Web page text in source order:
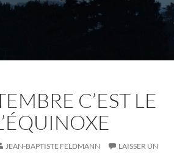
C’EST LE
JEAN-BAPTISTE FELDMANN
LAISSER UN